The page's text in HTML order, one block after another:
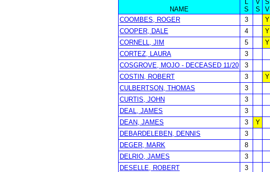
NAME
L
S
V
S
S
V
COOMBES, ROGER
3 Y
COOPER, DALE
4 Y
CORNELL, JIM
5 Y
CORTEZ, LAURA
3
COSGROVE, MOJO - DECEASED 11/20
3
COSTIN, ROBERT
3 Y
CULBERTSON, THOMAS
3
CURTIS, JOHN
3
DEAL, JAMES
3
DEAN, JAMES
3 Y
DEBARDELEBEN, DENNIS
3
DEGER, MARK
8
DELRIO, JAMES
3
DESELLE, ROBERT
3